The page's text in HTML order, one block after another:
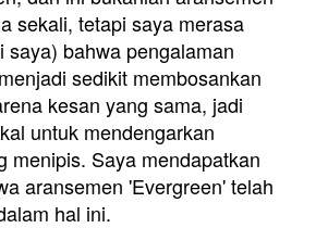
sekali, tetapi saya merasa
saya) bahwa pengalaman
sedikit membosankan
kesan yang sama, jadi
untuk mendengarkan
menipis. Saya mendapatkan
aransemen 'Evergreen' telah
hal ini.